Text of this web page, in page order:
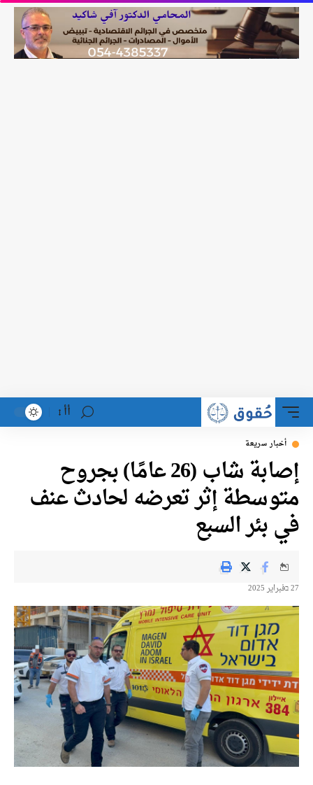
أأ
أخبار سريعة
إصابة شاب (26 عامًا) بجروح
متوسطة إثر تعرضه لحادث عنف
في بئر السبع
27 בفبراير 2025